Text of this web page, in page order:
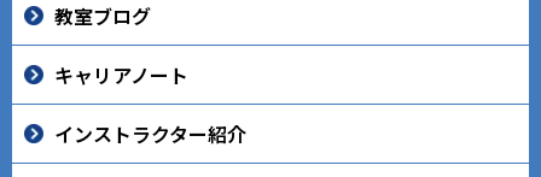
教室ブログ
キャリアノート
インストラクター紹介